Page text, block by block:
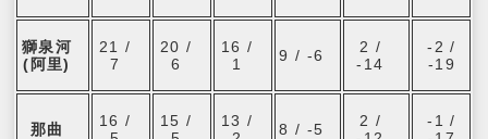
獅泉河
(阿里)
21 /
7
20 /
6
16 /
1
9 / -6
2 /
-14
-2 /
-19
那曲
16 /
15 /
13 /
8 / -5
2 /
-1 /